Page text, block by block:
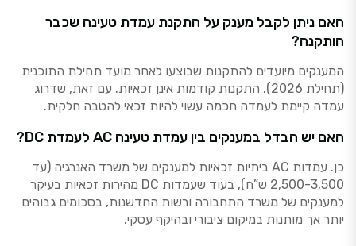
האם ניתן לקבל מענק על התקנת עמדת טעינה שכבר
הותקנה?
המענקים מיועדים להתקנות שבוצעו לאחר מועד תחילת התוכנית
(תחילת 2026). התקנות קודמות אינן זכאיות. עם זאת, שדרוג
עמדה קיימת לעמדה חכמה עשוי להיות זכאי להטבה חלקית.
האם יש הבדל במענקים בין עמדת טעינה AC לעמדת DC?
כן. עמדות AC ביתיות זכאיות למענקים של משרד האנרגיה (עד
2,500-3,500 ש”ח), בעוד שעמדות DC מהירות זכאיות בעיקר
למענקים של משרד התחבורה ורשות החדשנות, בסכומים גבוהים
יותר אך מותנות במיקום ציבורי ובהיקף עסקי.